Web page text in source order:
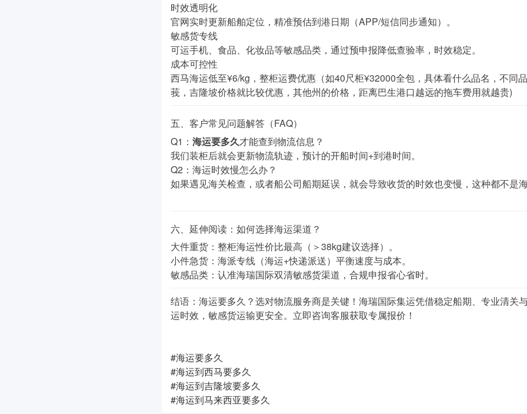
时效透明化
官网实时更新船舶定位，精准预估到港日期（APP/短信同步通知）。
敏感货专线
可运手机、食品、化妆品等敏感品类，通过预申报降低查验率，时效稳定。
成本可控性
西马海运低至¥6/kg，整柜运费优惠（如40尺柜¥32000全包，具体看什么品名，不同
莪，吉隆坡价格就比较优惠，其他州的价格，距离巴生港口越远的拖车费用就越贵)
五、客户常见问题解答（FAQ）
Q1：海运要多久才能查到物流信息？
我们装柜后就会更新物流轨迹，预计的开船时间+到港时间。
Q2：海运时效慢怎么办？
如果遇见海关检查，或者船公司船期延误，就会导致收货的时效也变慢，这种都不是
六、延伸阅读：如何选择海运渠道？
大件重货 ：整柜海运性价比最高（＞38kg建议选择）。
小件急货 ：海派专线（海运+快递派送）平衡速度与成本。
敏感品类 ：认准海瑞国际双清敏感货渠道，合规申报省心省时。
结语 ：海运要多久？选对物流服务商是关键！海瑞国际集运凭借稳定船期、专业清
运时效，敏感货运输更安全。立即咨询客服获取专属报价！
#海运要多久
#海运到西马要多久
#海运到吉隆坡要多久
#海运到马来西亚要多久